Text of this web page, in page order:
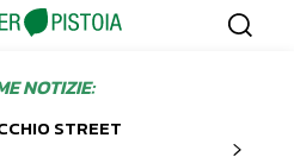
NOTIZIE:
STREET